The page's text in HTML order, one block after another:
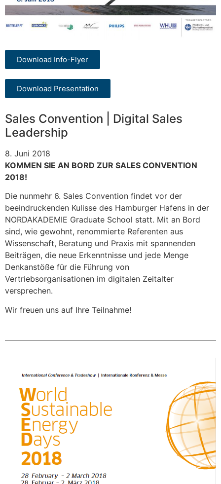
Download Info-Flyer
Download Presentation
Sales Convention | Digital Sales
Leadership
8. Juni 2018
KOMMEN SIE AN BORD ZUR SALES CONVENTION
2018!
Die nunmehr 6. Sales Convention findet vor der
beeindruckenden Kulisse des Hamburger Hafens in der
NORDAKADEMIE Graduate School statt. Mit an Bord
sind, wie gewohnt, renommierte Referenten aus
Wissenschaft, Beratung und Praxis mit spannenden
Beiträgen, die neue Erkenntnisse und jede Menge
Denkanstöße für die Führung von
Vertriebsorganisationen im digitalen Zeitalter
versprechen.
Wir freuen uns auf Ihre Teilnahme!